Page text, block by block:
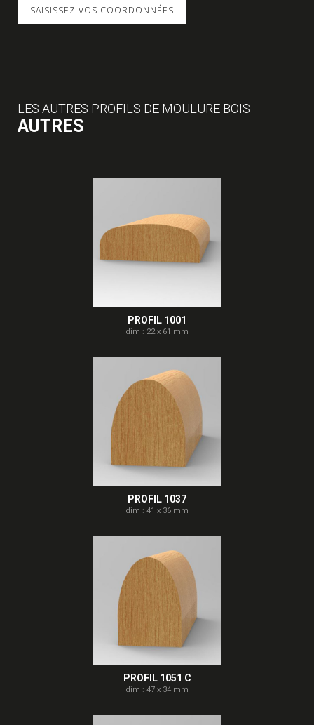
SAISISSEZ VOS COORDONNÉES
LES AUTRES PROFILS DE MOULURE BOIS
AUTRES
PROFIL 1001
dim : 22 x 61 mm
PROFIL 1037
dim : 41 x 36 mm
PROFIL 1051 C
dim : 47 x 34 mm